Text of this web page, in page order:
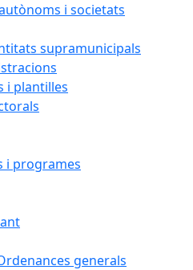
i societats
supramunicipals
i plantilles
i programes
generals